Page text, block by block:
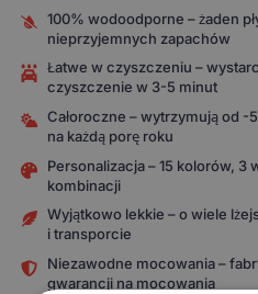
100% wodoodporne – żaden
nieprzyjemnych zapachów
Łatwe w czyszczeniu –
czyszczenie w 3-5 minut
Całoroczne – wytrzymują od -
na każdą porę roku
Personalizacja – 15 kolorów, 3
kombinacji
Wyjątkowo lekkie – o wiele
i transporcie
Niezawodne mocowania –
gwarancji na mocowania